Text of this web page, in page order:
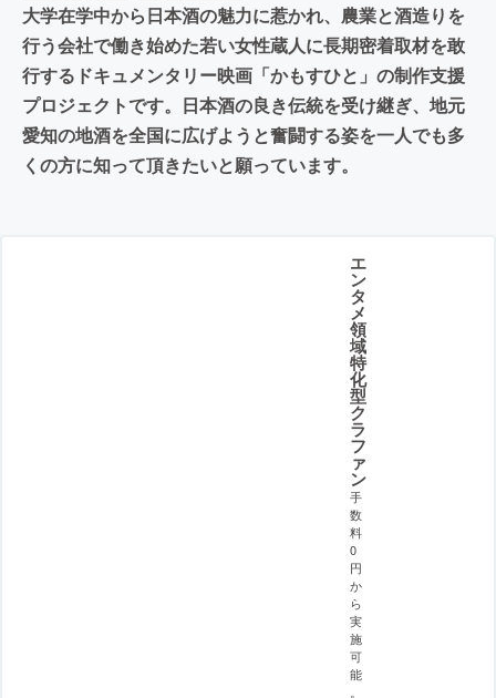
大学在学中から日本酒の魅力に惹かれ、農業と酒造りを
行う会社で働き始めた若い女性蔵人に長期密着取材を敢
行するドキュメンタリー映画「かもすひと」の制作支援
プロジェクトです。日本酒の良き伝統を受け継ぎ、地元
愛知の地酒を全国に広げようと奮闘する姿を一人でも多
くの方に知って頂きたいと願っています。
エ
ン
タ
メ
領
域
特
化
型
ク
ラ
フ
ァ
ン
手
数
料
0
円
か
ら
実
施
可
能